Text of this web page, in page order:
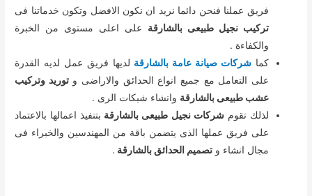
فريق عملنا فنحن دائما نريد ان نكون الافضل وتكون خدماتنا فى
تركيب نجيل طبيعى بالشارقة على اعلى مستوى من الخبرة
والكفاءة .
كما شركات صيانة عامة بالشارقة لديها فريق عمل لديه القدرة
على التعامل مع جميع انواع الحدائق والاراضى وتوريد وتركيب
عشب طبيعى بالشارقة وانشاء شبكات الرى .
لذلك تقومشركات نجيل طبيعى بالشارقة بتنفيذ اعمالها بالاعتماد
على فريق عملها الذى يتضمن باقة من المهندسين والخبراء فى
مجال انشاء وتصميم الحدائق بالشارقة .